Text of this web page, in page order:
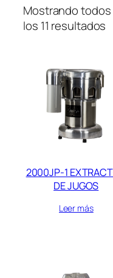
Mostrando todos
los 11 resultados
2000JP-1
DE JUGOS
Leer más